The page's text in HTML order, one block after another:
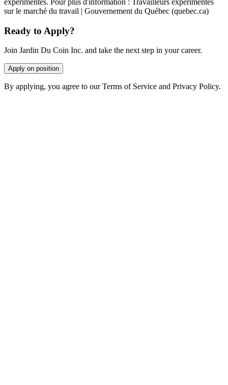
expérimentés. Pour plus d'information : Travailleurs expérimentés
sur le marché du travail | Gouvernement du Québec (quebec.ca)
Ready to Apply?
Join Jardin Du Coin Inc. and take the next step in your career.
Apply on position
By applying, you agree to our Terms of Service and Privacy Policy.